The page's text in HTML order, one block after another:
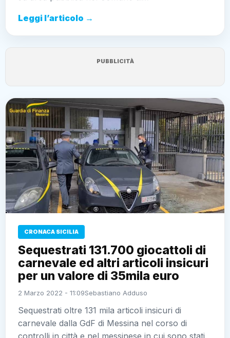
PUBBLICITÀ
CRONACA SICILIA
Sequestrati 131.700 giocattoli di
carnevale ed altri articoli insicuri
per un valore di 35mila euro
2 Marzo 2022 - 11:09Sebastiano Adduso
Sequestrati oltre 131 mila articoli insicuri di carnevale
dalla GdF di Messina nel corso di controlli in città e
nel messinese in cui sono stati eseguiti 14
interventi…